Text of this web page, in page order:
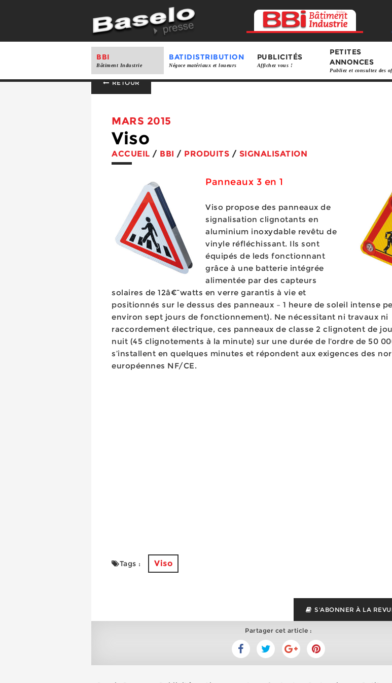
BBI
Bâtiment Industrie
BATIDISTRIBUTION
Négoce matériaux et loueurs
PUBLICITÉS
Affichez vous !
PETITES
ANNONCES
Publiez et consultez des
RETOUR
MARS 2015
Viso
ACCUEIL / BBI / PRODUITS / SIGNALISATION
Panneaux 3 en 1
Viso propose des panneaux de
signalisation clignotants en
aluminium inoxydable revêtu de
vinyle réfléchissant. Ils sont
équipés de leds fonctionnant
grâce à une batterie intégrée
alimentée par des capteurs
solaires de 12â€¯watts en verre garantis à vie et
positionnés sur le dessus des panneaux – 1 heure de soleil intense
environ sept jours de fonctionnement). Ne nécessitant ni travaux ni
raccordement électrique, ces panneaux de classe 2 clignotent de
nuit (45 clignotements à la minute) sur une durée de l’ordre de 50
s’installent en quelques minutes et répondent aux exigences des
européennes NF/CE.
Tags : Viso
S'ABONNER À LA
Partager cet article :